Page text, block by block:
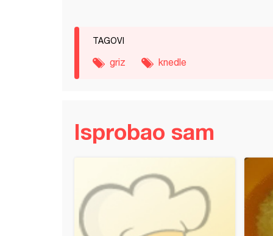
TAGOVI
griz knedle
Isprobao sam